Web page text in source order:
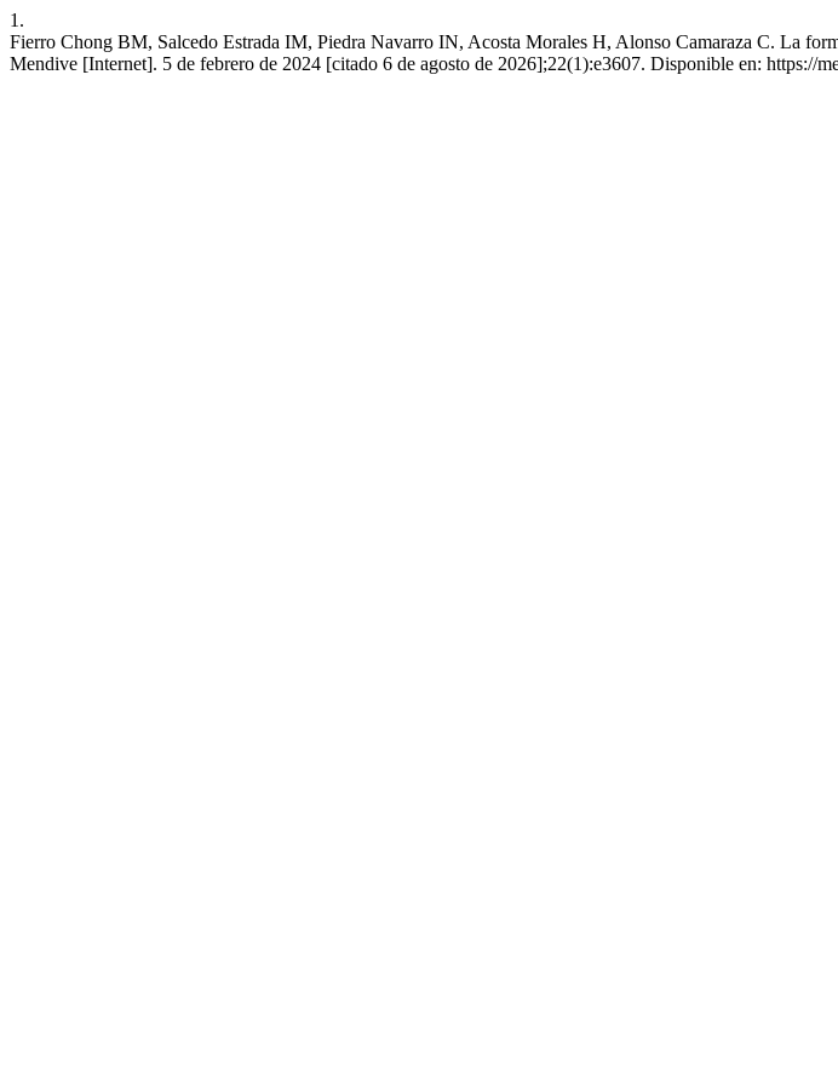
1.
Fierro Chong BM, Salcedo Estrada IM, Piedra Navarro IN, Acosta Morales H, Alonso Camaraza C. La
Mendive [Internet]. 5 de febrero de 2024 [citado 6 de agosto de 2026];22(1):e3607. Disponible en: https://